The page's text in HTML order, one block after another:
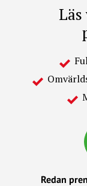
Redan